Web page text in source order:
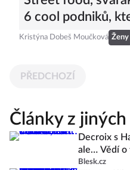
6 cool podniků,
Kristýna Dobeš Moučková Ženy
PŘEDCHOZÍ
Články z
Decroix s
ale… Vědí o
Blesk.cz